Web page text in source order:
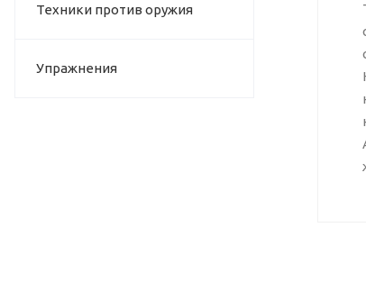
Техники против оружия
Упражнения